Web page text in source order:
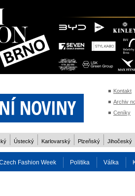
Kontakt
Archiv
Ceníky
Ústecký Karlovarský Plzeňský Jihočeský
Fashion Week Politika Válka